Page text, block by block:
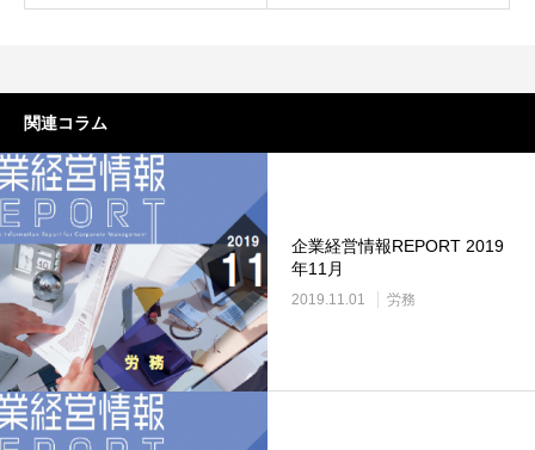
関連コラム
企業経営情報REPORT 2019
年11月
2019.11.01 労務